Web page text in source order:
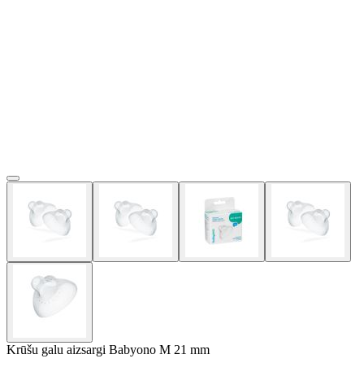
Krūšu galu aizsargi Babyono M 21 mm